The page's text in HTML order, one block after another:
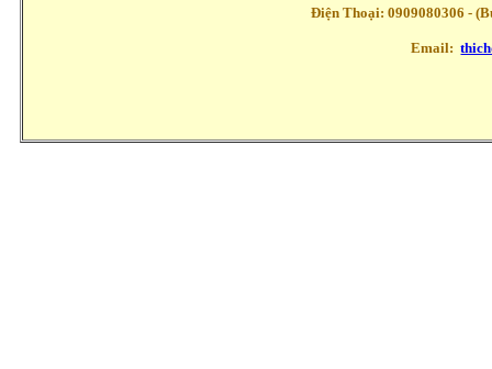
Điện Thoại: 0909080306 -
Email: